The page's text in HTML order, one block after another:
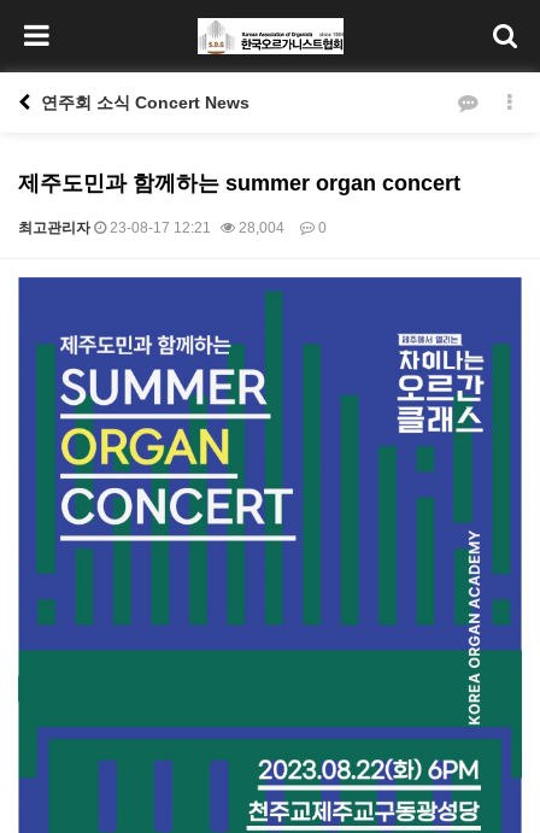
연주회 소식 Concert News
제주도민과 함께하는 summer organ concert
최고관리자 23-08-17 12:21 28,004 0